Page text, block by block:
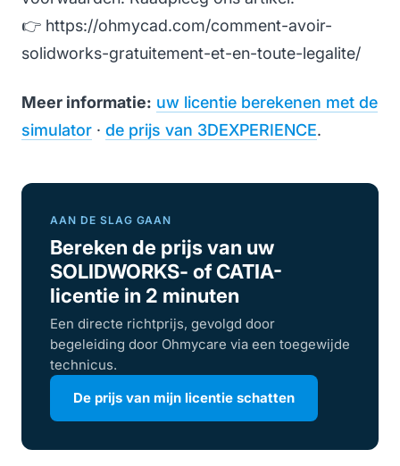
👉 https://ohmycad.com/comment-avoir-
solidworks-gratuitement-et-en-toute-legalite/
Meer informatie: uw licentie berekenen met de
simulator · de prijs van 3DEXPERIENCE.
AAN DE SLAG GAAN
Bereken de prijs van uw
SOLIDWORKS- of CATIA-
licentie in 2 minuten
Een directe richtprijs, gevolgd door
begeleiding door Ohmycare via een toegewijde
technicus.
De prijs van mijn licentie schatten